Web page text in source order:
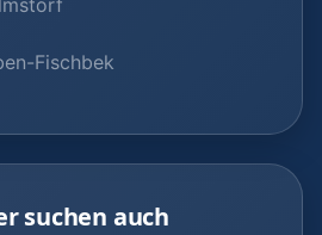
Fischbek
suchen auch